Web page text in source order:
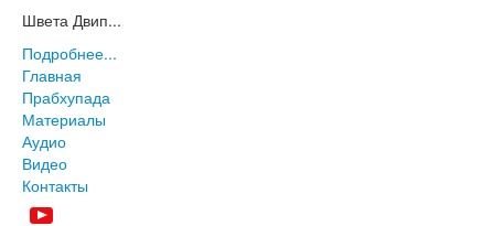
Швета Двип...
Подробнее...
Главная
Прабхупада
Материалы
Аудио
Видео
Контакты